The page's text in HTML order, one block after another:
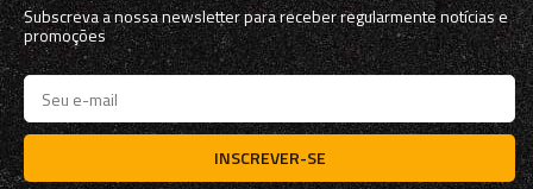
Subscreva a nossa newsletter para receber regularmente notícias e
promoções
INSCREVER-SE